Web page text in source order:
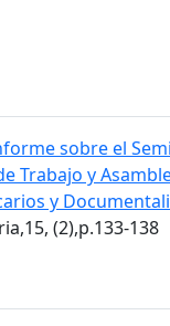
sobre el
Trabajo y
y
(2),p.133-138